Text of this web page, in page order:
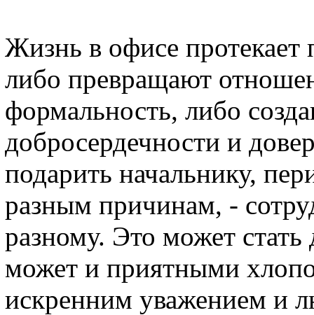
Жизнь в офисе
либо превращают
формальность, либо
добросердечности и
подарить начальнику,
разным причинам, -
разному. Это может
может и приятными
искренним уважением и